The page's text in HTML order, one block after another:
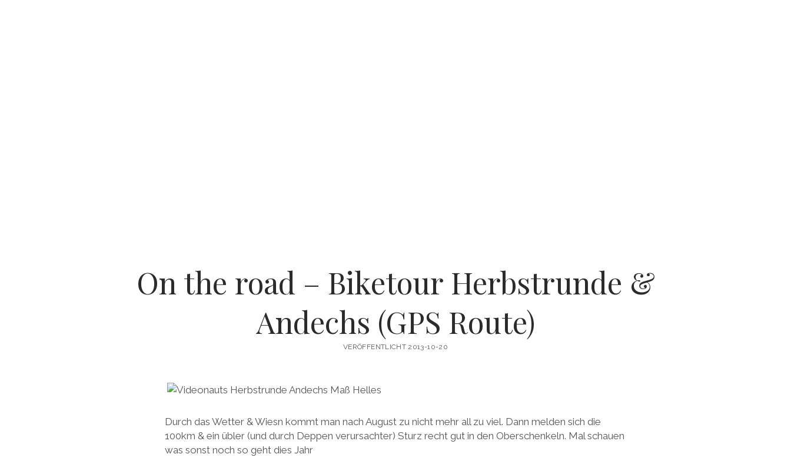
On the road – Biketour Herbstrunde &
Andechs (GPS Route)
VERÖFFENTLICHT 2013-10-20
Durch das Wetter & Wiesn kommt man nach August zu nicht mehr all zu viel. Dann melden sich die
100km & ein übler (und durch Deppen verursachter) Sturz recht gut in den Oberschenkeln. Mal schauen
was sonst noch so geht dies Jahr